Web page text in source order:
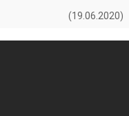
(19.06.2020)